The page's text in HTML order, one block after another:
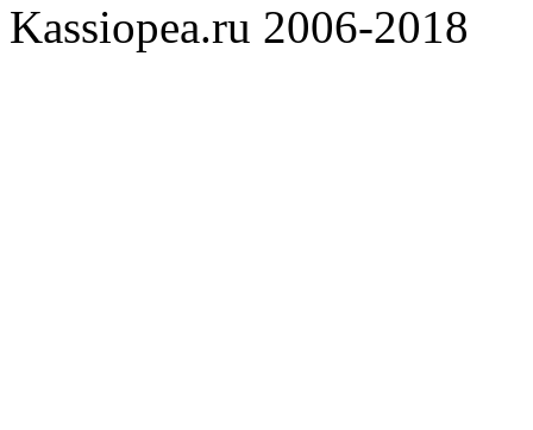
Kassiopea.ru 2006-2018